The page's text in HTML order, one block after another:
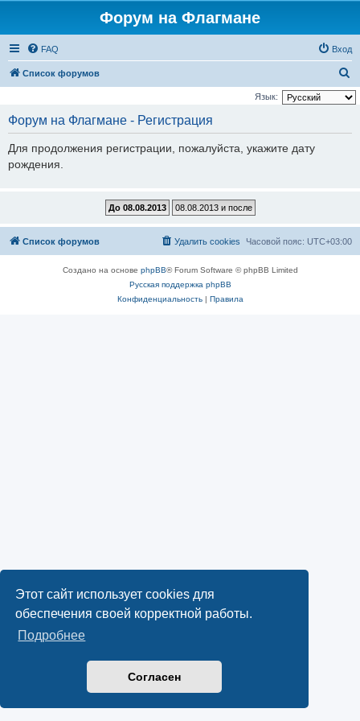
Этот сайт использует cookies для
обеспечения своей корректной работы.
Подробнее
Согласен
Форум на Флагмане
FAQ Вход
Список форумов
о
Язык:
Форум на Флагмане - Регистрация
Для продолжения регистрации, пожалуйста, укажите дату
рождения.
Список форумов Часовой пояс: UTC+03:00
Удалить cookies
Создано на основе phpBB® Forum Software © phpBB Limited
Русская поддержка phpBB
Конфиденциальность| Правила